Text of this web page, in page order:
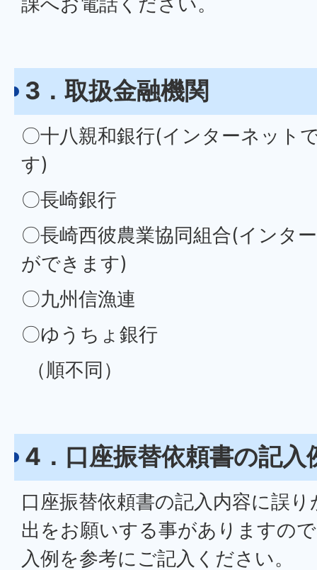
3．取扱金融機関
〇十八親和銀行(インターネット
す)
〇長崎銀行
〇長崎西彼農業協同組合(インタ
ができます)
〇九州信漁連
〇ゆうちょ銀行
（順不同）
4．口座振替依頼書の記入
口座振替依頼書の記入内容に誤
出をお願いする事がありますの
入例を参考にご記入ください。